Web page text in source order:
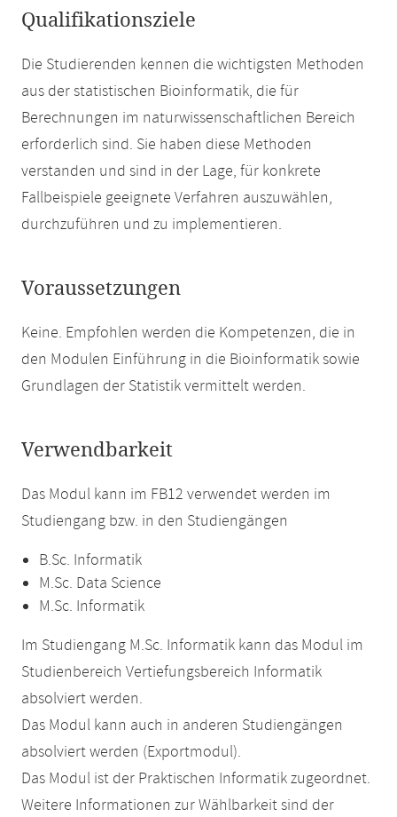
Qualifikationsziele
Die Studierenden kennen die wichtigsten Methoden
aus der statistischen Bioinformatik, die für
Berechnungen im naturwissenschaftlichen Bereich
erforderlich sind. Sie haben diese Methoden
verstanden und sind in der Lage, für konkrete
Fallbeispiele geeignete Verfahren auszuwählen,
durchzuführen und zu implementieren.
Voraussetzungen
Keine. Empfohlen werden die Kompetenzen, die in
den Modulen Einführung in die Bioinformatik sowie
Grundlagen der Statistik vermittelt werden.
Verwendbarkeit
Das Modul kann im FB12 verwendet werden im
Studiengang bzw. in den Studiengängen
B.Sc. Informatik
M.Sc. Data Science
M.Sc. Informatik
Im Studiengang M.Sc. Informatik kann das Modul im
Studienbereich Vertiefungsbereich Informatik
absolviert werden.
Das Modul kann auch in anderen Studiengängen
absolviert werden (Exportmodul).
Das Modul ist der Praktischen Informatik zugeordnet.
Weitere Informationen zur Wählbarkeit sind der